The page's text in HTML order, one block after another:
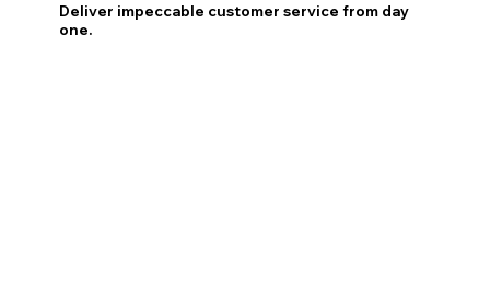
Deliver impeccable customer service from day
one.